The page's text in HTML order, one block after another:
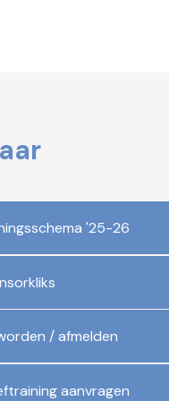
'25-26
/ afmelden
aanvragen